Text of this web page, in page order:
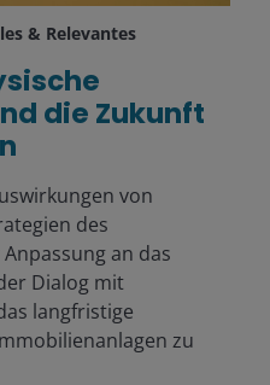
& Relevantes
die Zukunft
von
des
an das
Dialog mit
langfristige
zu